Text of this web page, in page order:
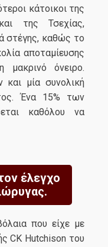
κάτοικοι της
της Τσεχίας,
στέγης, καθώς το
αποταμίευσης
μακρινό όνειρο.
και μία συνολική
Ένα 15% των
καθόλου να
έλεγχο
που είχε με
CK Hutchison του